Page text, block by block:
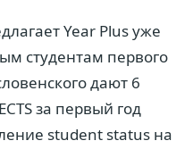
Year Plus уже
студентам первого
дают 6
за первый год
student status на